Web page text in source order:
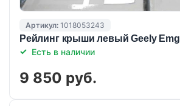
Артикул: 1018053243
Рейлинг крыши левый Geely
Есть в наличии
9 850 руб.